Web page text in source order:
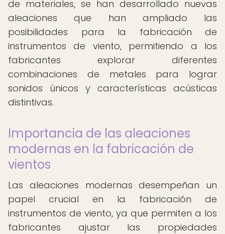
de materiales, se han desarrollado nuevas
aleaciones que han ampliado las
posibilidades para la fabricación de
instrumentos de viento, permitiendo a los
fabricantes explorar diferentes
combinaciones de metales para lograr
sonidos únicos y características acústicas
distintivas.
Importancia de las aleaciones
modernas en la fabricación de
vientos
Las aleaciones modernas desempeñan un
papel crucial en la fabricación de
instrumentos de viento, ya que permiten a los
fabricantes ajustar las propiedades